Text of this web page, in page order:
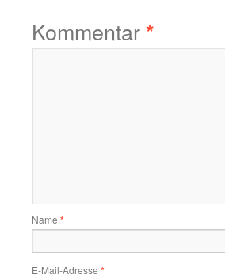
Kommentar*
Name *
E-Mail-Adresse *